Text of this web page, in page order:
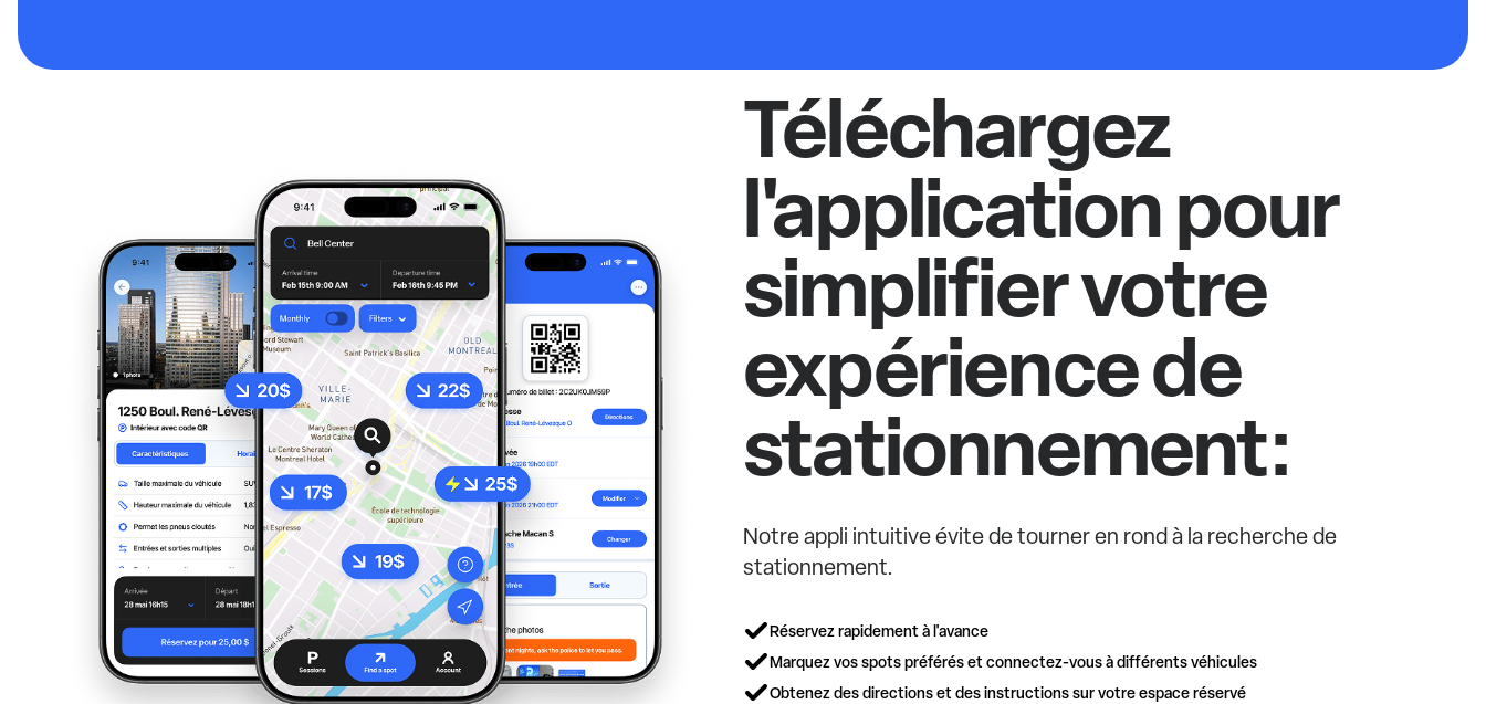
Téléchargez
l'application pour
simplifier votre
expérience de
stationnement:
Notre appli intuitive évite de tourner en rond à la recherche de
stationnement.
Réservez rapidement à l'avance
Marquez vos spots préférés et connectez-vous à différents véhicules
Obtenez des directions et des instructions sur votre espace réservé